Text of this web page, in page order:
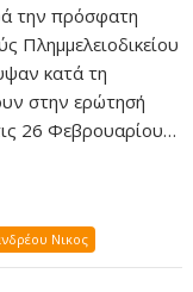
την πρόσφατη
Πλημμελειοδικείου
κατά τη
στην ερώτησή
26 Φεβρουαρίου…
Νικος